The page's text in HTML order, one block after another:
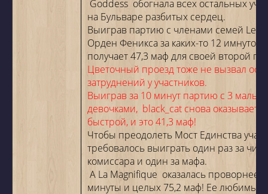
Goddess обогнала всех остальных
на Бульваре разбитых сердец.
Выиграв партию с членами семей
Орден Феникса за каких-то 12 имнутона
получает 47,3 маф для своей второй
Цветочный проезд тоже не вызвал
затруднений у участников.
Выиграв за 10 минут партию с 3
девочками, black_cat снова
быстрой, и это 41,3 маф!
Чтобы преодолеть Мост Единства
требовалось выиграть один раз за
комиссара и один за мафа.
A La Magnifique оказалась проворнее
минуты и целых 75,2 маф! Ее любимый